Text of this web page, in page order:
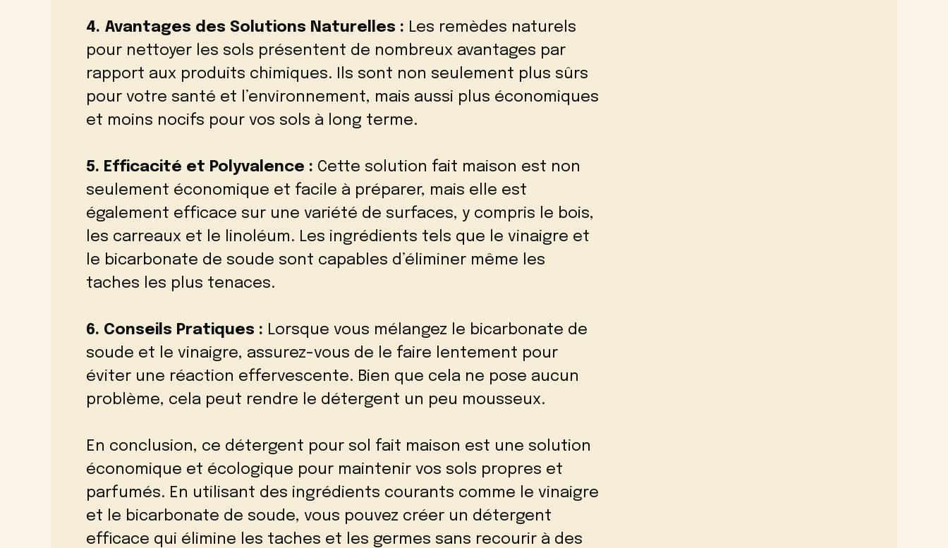
4. Avantages des Solutions Naturelles : Les remèdes naturels
pour nettoyer les sols présentent de nombreux avantages par
rapport aux produits chimiques. Ils sont non seulement plus sûrs
pour votre santé et l’environnement, mais aussi plus économiques
et moins nocifs pour vos sols à long terme.
5. Efficacité et Polyvalence : Cette solution fait maison est non
seulement économique et facile à préparer, mais elle est
également efficace sur une variété de surfaces, y compris le bois,
les carreaux et le linoléum. Les ingrédients tels que le vinaigre et
le bicarbonate de soude sont capables d’éliminer même les
taches les plus tenaces.
6. Conseils Pratiques : Lorsque vous mélangez le bicarbonate de
soude et le vinaigre, assurez-vous de le faire lentement pour
éviter une réaction effervescente. Bien que cela ne pose aucun
problème, cela peut rendre le détergent un peu mousseux.
En conclusion, ce détergent pour sol fait maison est une solution
économique et écologique pour maintenir vos sols propres et
parfumés. En utilisant des ingrédients courants comme le vinaigre
et le bicarbonate de soude, vous pouvez créer un détergent
efficace qui élimine les taches et les germes sans recourir à des